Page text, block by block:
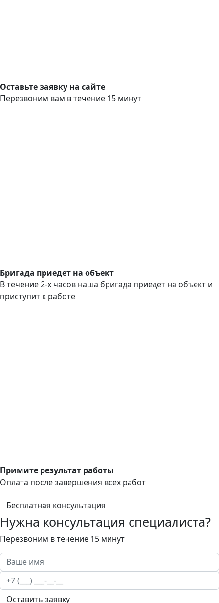
Оставьте заявку на сайте
Перезвоним вам в течение 15 минут
Бригада приедет на объект
В течение 2-х часов наша бригада приедет на объект и
приступит к работе
Примите результат работы
Оплата после завершения всех работ
Бесплатная консультация
Нужна консультация специалиста?
Перезвоним в течение 15 минут
Оставить заявку